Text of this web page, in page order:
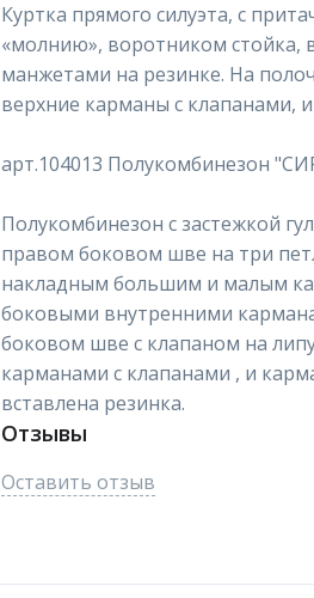
Куртка прямого силуэта, с
«молнию», воротником
манжетами на резинке. На
верхние карманы с клапанами,
арт.104013 Полукомбинезон
Полукомбинезон с застежкой
правом боковом шве на три
накладным большим и малым
боковыми внутренними
боковом шве с клапаном на
карманами с клапанами , и
вставлена резинка.
Отзывы
Оставить отзыв